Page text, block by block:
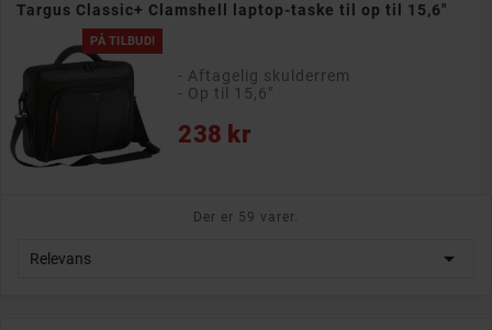
Targus Classic+ Clamshell laptop-taske til op til 15,6"
PÅ TILBUD!
- Aftagelig skulderrem
- Op til 15,6"
238 kr
Pris
Der er 59 varer.
Relevans 